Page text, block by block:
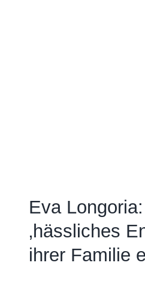
Eva
‚hässliches
ihrer Familie